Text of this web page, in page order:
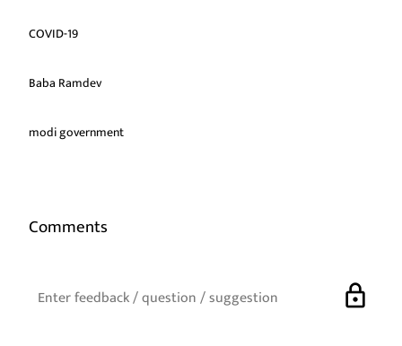
COVID-19
Baba Ramdev
modi government
Comments
lock